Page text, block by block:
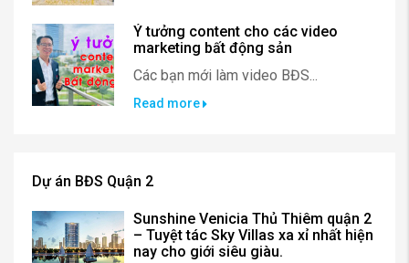
Ý tưởng content cho các video
marketing bất động sản
Các bạn mới làm video BĐS...
Read more
Dự án BĐS Quận 2
Sunshine Venicia Thủ Thiêm quận 2
– Tuyệt tác Sky Villas xa xỉ nhất hiện
nay cho giới siêu giàu.